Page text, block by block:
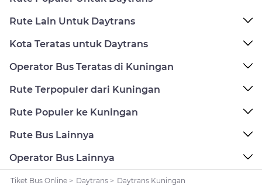
Rute Lain Untuk Daytrans
Kota Teratas untuk Daytrans
Operator Bus Teratas di Kuningan
Rute Terpopuler dari Kuningan
Rute Populer ke Kuningan
Rute Bus Lainnya
Operator Bus Lainnya
Tiket Bus Online > Daytrans > Daytrans Kuningan